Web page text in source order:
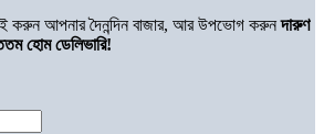
আপনার দৈনন্দিন বাজার, আর উপভোগ করুনদারুণ
হোম ডেলিভারি!